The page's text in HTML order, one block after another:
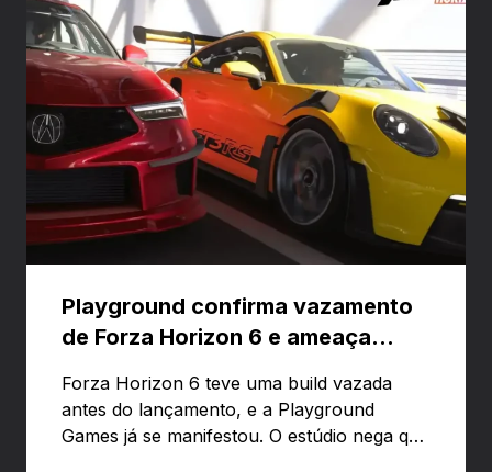
Playground confirma vazamento
de Forza Horizon 6 e ameaça
Forza Horizon 6 teve uma build vazada
antes do lançamento, e a Playground
Games já se manifestou. O estúdio nega que